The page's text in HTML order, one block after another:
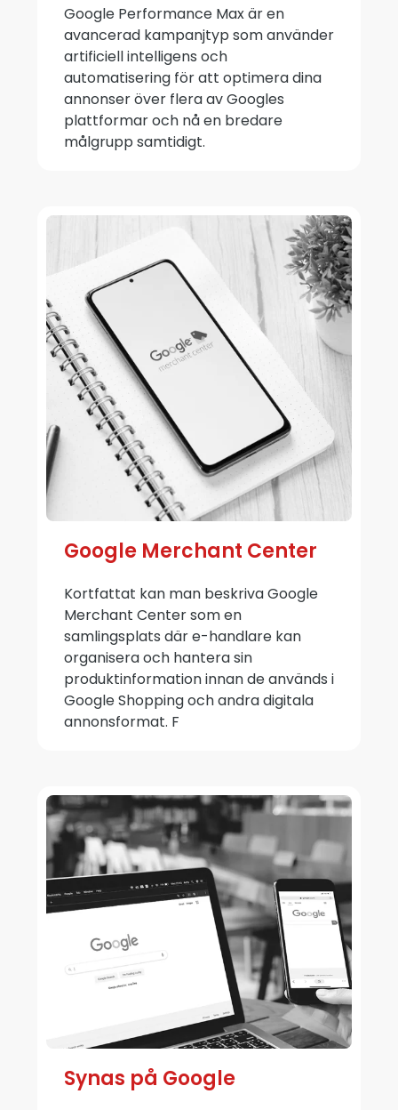
Google Performance Max är en
avancerad kampanjtyp som använder
artificiell intelligens och
automatisering för att optimera dina
annonser över flera av Googles
plattformar och nå en bredare
målgrupp samtidigt.
Google Merchant Center
Kortfattat kan man beskriva Google
Merchant Center som en
samlingsplats där e-handlare kan
organisera och hantera sin
produktinformation innan de används i
Google Shopping och andra digitala
annonsformat. F
Synas på Google